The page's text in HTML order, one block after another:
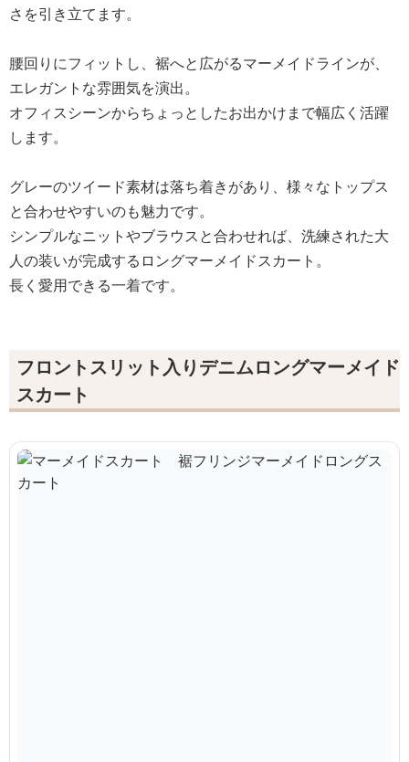
さを引き立てます。
腰回りにフィットし、裾へと広がるマーメイドラインが、
エレガントな雰囲気を演出。
オフィスシーンからちょっとしたお出かけまで幅広く活躍
します。
グレーのツイード素材は落ち着きがあり、様々なトップス
と合わせやすいのも魅力です。
シンプルなニットやブラウスと合わせれば、洗練された大
人の装いが完成するロングマーメイドスカート。
長く愛用できる一着です。
フロントスリット入りデニムロングマーメイド
スカート